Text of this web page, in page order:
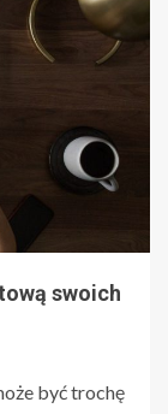
swoich
być trochę